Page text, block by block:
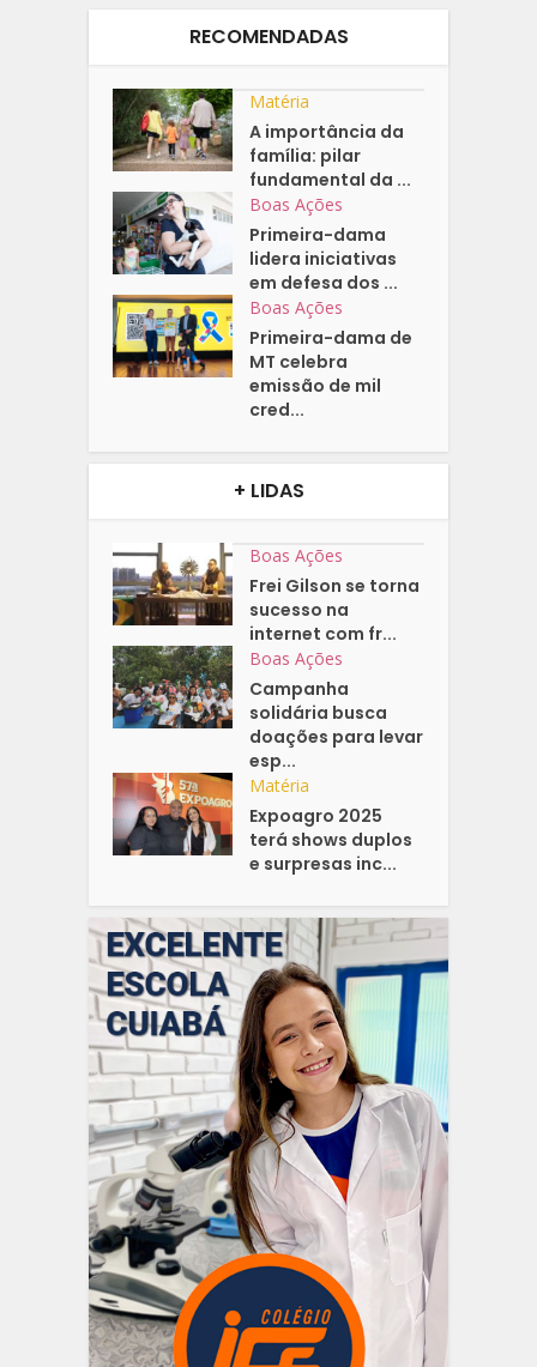
RECOMENDADAS
Matéria
A importância da
família: pilar
fundamental da ...
Boas Ações
Primeira-dama
lidera iniciativas
em defesa dos ...
Boas Ações
Primeira-dama de
MT celebra
emissão de mil
cred...
+ LIDAS
Boas Ações
Frei Gilson se torna
sucesso na
internet com fr...
Boas Ações
Campanha
solidária busca
doações para levar
esp...
Matéria
Expoagro 2025
terá shows duplos
e surpresas inc...